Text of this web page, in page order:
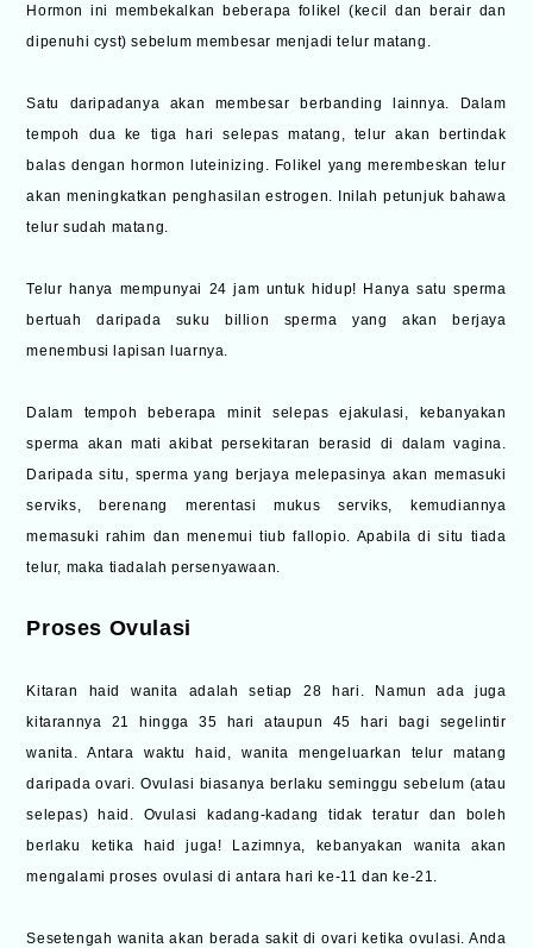
Hormon ini membekalkan beberapa folikel (kecil dan berair dan
dipenuhi cyst) sebelum membesar menjadi telur matang.
Satu daripadanya akan membesar berbanding lainnya. Dalam
tempoh dua ke tiga hari selepas matang, telur akan bertindak
balas dengan hormon luteinizing. Folikel yang merembeskan telur
akan meningkatkan penghasilan estrogen. Inilah petunjuk bahawa
telur sudah matang.
Telur hanya mempunyai 24 jam untuk hidup! Hanya satu sperma
bertuah daripada suku billion sperma yang akan berjaya
menembusi lapisan luarnya.
Dalam tempoh beberapa minit selepas ejakulasi, kebanyakan
sperma akan mati akibat persekitaran berasid di dalam vagina.
Daripada situ, sperma yang berjaya melepasinya akan memasuki
serviks, berenang merentasi mukus serviks, kemudiannya
memasuki rahim dan menemui tiub fallopio. Apabila di situ tiada
telur, maka tiadalah persenyawaan.
Proses Ovulasi
Kitaran haid wanita adalah setiap 28 hari. Namun ada juga
kitarannya 21 hingga 35 hari ataupun 45 hari bagi segelintir
wanita. Antara waktu haid, wanita mengeluarkan telur matang
daripada ovari. Ovulasi biasanya berlaku seminggu sebelum (atau
selepas) haid. Ovulasi kadang-kadang tidak teratur dan boleh
berlaku ketika haid juga! Lazimnya, kebanyakan wanita akan
mengalami proses ovulasi di antara hari ke-11 dan ke-21.
Sesetengah wanita akan berada sakit di ovari ketika ovulasi. Anda